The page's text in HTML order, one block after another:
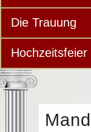
Die Trauung
Hochzeitsfeier